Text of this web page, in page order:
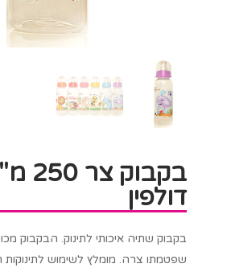
דולפין
בקבוק שתיה איכותי לתינוק. הבקבוק
שפטמתו צרה. מומלץ לשימוש לתינוקות